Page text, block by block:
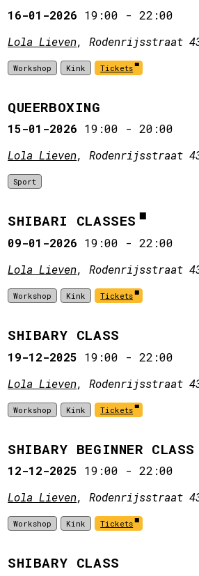
16-01-2026 19:00 -22:00
Lola Lieven, Rodenrijsstraat
Workshop Kink Tickets
QUEERBOXING
15-01-2026 19:00 -20:00
Lola Lieven, Rodenrijsstraat
Sport
SHIBARI CLASSES
09-01-2026 19:00 -22:00
Lola Lieven, Rodenrijsstraat
Workshop Kink Tickets
SHIBARY CLASS
19-12-2025 19:00 -22:00
Lola Lieven, Rodenrijsstraat
Workshop Kink Tickets
SHIBARY BEGINNER CLASS
12-12-2025 19:00 -22:00
Lola Lieven, Rodenrijsstraat
Workshop Kink Tickets
SHIBARY CLASS